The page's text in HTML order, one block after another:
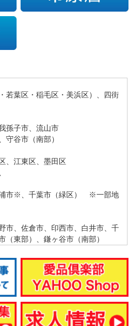
若葉区・稲毛区・美浜区）、四街
孫子市、流山市
谷市（南部）
、江東区、墨田区
市※、千葉市（緑区） ※一部地
市、佐倉市、印西市、白井市、千
（東部）、鎌ヶ谷市（南部）